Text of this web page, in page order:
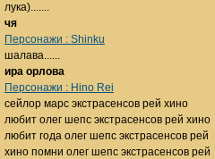
лука).......
чя
Персонажи : Shinku
шалава......
ира орлова
Персонажи : Hino Rei
сейлор марс экстрасенсов рей хино
любит олег шепс экстрасенсов рей хино
любит года олег шепс экстрасенсов рей
хино помни олег шепс экстрасенсов рей